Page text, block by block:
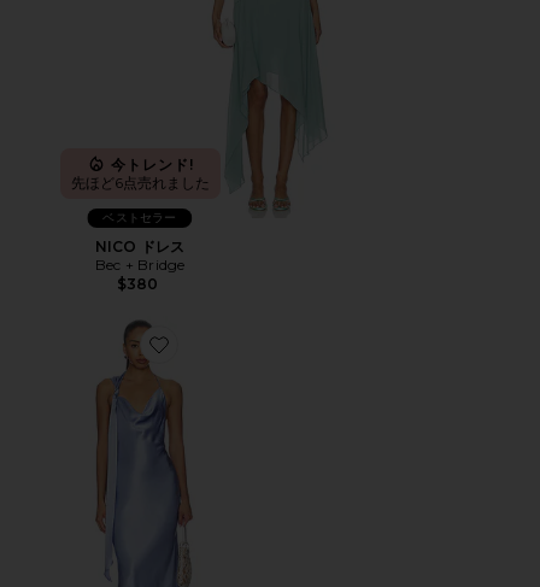
今トレンド!
先ほど6点売れました
ベストセラー
NICO ドレス
Bec + Bridge
$380
Favorite ANGELYNE ドレープマキシドレス